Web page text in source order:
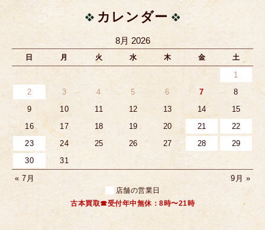
カレンダー
8月 2026
日 月 火 水 木 金 土
1
2
3 4 5 6 7
8
9
10 11 12 13 14
15
16
17 18 19 20 21
22
23
24 25 26 27 28
29
30
31
« 7月
9月 »
店舗の営業日
古本買取☎受付年中無休：8時〜21時